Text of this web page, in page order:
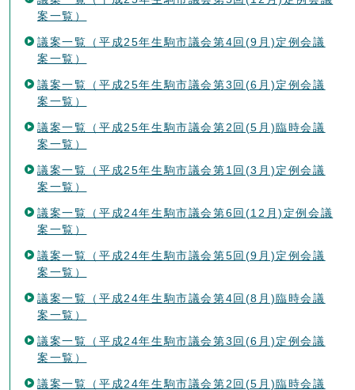
案一覧）
議案一覧（平成25年生駒市議会第4回(9月)定例会議
案一覧）
議案一覧（平成25年生駒市議会第3回(6月)定例会議
案一覧）
議案一覧（平成25年生駒市議会第2回(5月)臨時会議
案一覧）
議案一覧（平成25年生駒市議会第1回(3月)定例会議
案一覧）
議案一覧（平成24年生駒市議会第6回(12月)定例会議
案一覧）
議案一覧（平成24年生駒市議会第5回(9月)定例会議
案一覧）
議案一覧（平成24年生駒市議会第4回(8月)臨時会議
案一覧）
議案一覧（平成24年生駒市議会第3回(6月)定例会議
案一覧）
議案一覧（平成24年生駒市議会第2回(5月)臨時会議